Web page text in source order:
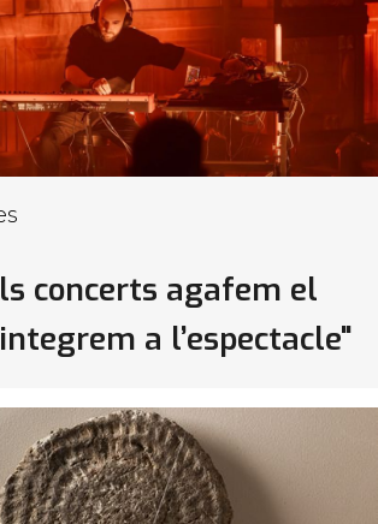
concerts agafem el
a l’espectacle"